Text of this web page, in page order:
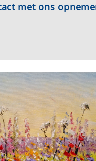
met ons